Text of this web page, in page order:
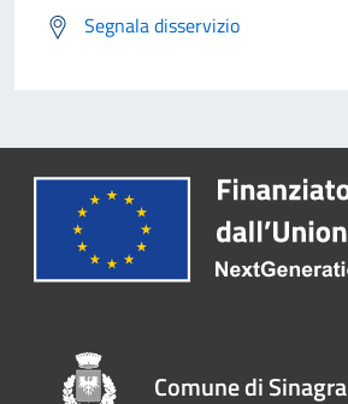
Segnala disservizio
Comune di Sinagra